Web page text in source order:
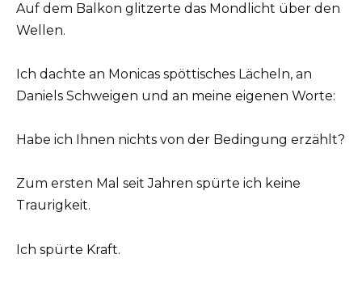
Auf dem Balkon glitzerte das Mondlicht über den
Wellen.
Ich dachte an Monicas spöttisches Lächeln, an
Daniels Schweigen und an meine eigenen Worte:
Habe ich Ihnen nichts von der Bedingung erzählt?
Zum ersten Mal seit Jahren spürte ich keine
Traurigkeit.
Ich spürte Kraft.